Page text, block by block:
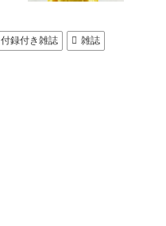
付録付き雑誌
雑誌